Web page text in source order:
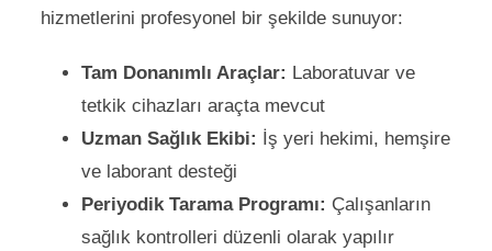
hizmetlerini profesyonel bir şekilde sunuyor:
Tam Donanımlı Araçlar: Laboratuvar ve
tetkik cihazları araçta mevcut
Uzman Sağlık Ekibi: İş yeri hekimi, hemşire
ve laborant desteği
Periyodik Tarama Programı: Çalışanların
sağlık kontrolleri düzenli olarak yapılır